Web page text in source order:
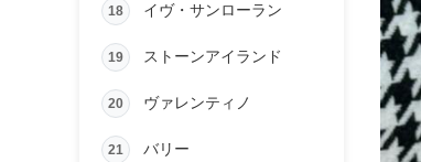
18 イヴ・サンローラン
19 ストーンアイランド
20 ヴァレンティノ
21 バリー